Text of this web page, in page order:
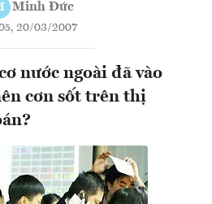
Minh Đức
20/03/2007
nước ngoài đã vào
cơn sốt trên thị